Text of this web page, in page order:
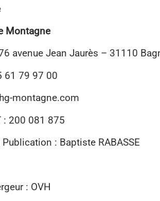
Montagne
avenue Jean Jaurès – 31110
61 79 97 00
montagne.com
: 200 081 875
: Baptiste RABASSE
: OVH